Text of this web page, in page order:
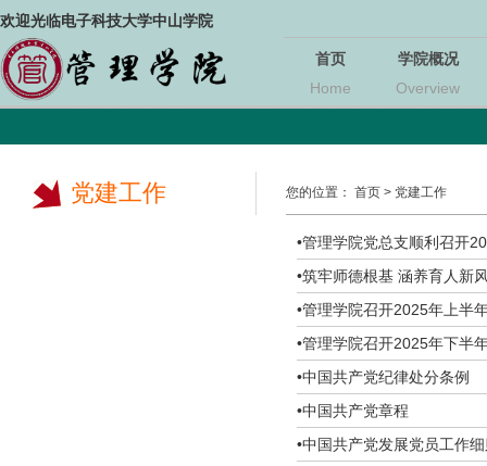
欢迎光临电子科技大学中山学院
首页
Home
学院概况
Overview
党建工作 您的位置： 首页 > 党建工作
•管理学院党总支顺利召开
•筑牢师德根基 涵养育人新
•管理学院召开2025年上半
•管理学院召开2025年下半
•中国共产党纪律处分条例
•​中国共产党章程
•中国共产党发展党员工作